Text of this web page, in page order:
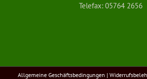
Telefax: 05764 2656
Allgemeine Geschäftsbedingungen |